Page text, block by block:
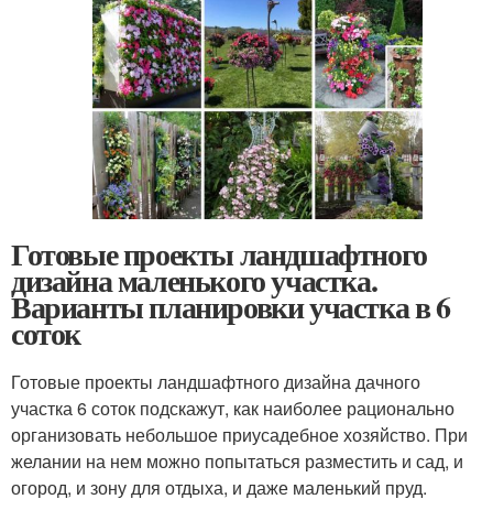
Готовые проекты ландшафтного
дизайна маленького участка.
Варианты планировки участка в 6
соток
Готовые проекты ландшафтного дизайна дачного
участка 6 соток подскажут, как наиболее рационально
организовать небольшое приусадебное хозяйство. При
желании на нем можно попытаться разместить и сад, и
огород, и зону для отдыха, и даже маленький пруд.